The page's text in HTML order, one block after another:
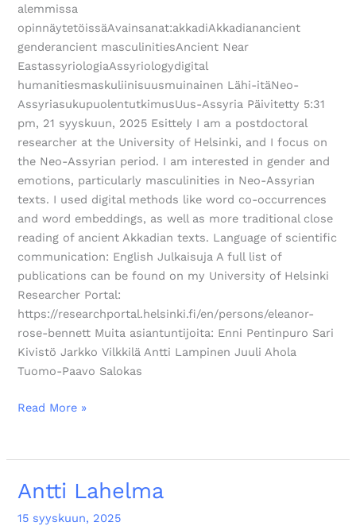
alemmissa
opinnäytetöissäAvainsanat:akkadiAkkadianancient
genderancient masculinitiesAncient Near
EastassyriologiaAssyriologydigital
humanitiesmaskuliinisuusmuinainen Lähi-itäNeo-
AssyriasukupuolentutkimusUus-Assyria Päivitetty 5:31
pm, 21 syyskuun, 2025 Esittely I am a postdoctoral
researcher at the University of Helsinki, and I focus on
the Neo-Assyrian period. I am interested in gender and
emotions, particularly masculinities in Neo-Assyrian
texts. I used digital methods like word co-occurrences
and word embeddings, as well as more traditional close
reading of ancient Akkadian texts. Language of scientific
communication: English Julkaisuja A full list of
publications can be found on my University of Helsinki
Researcher Portal:
https://researchportal.helsinki.fi/en/persons/eleanor-
rose-bennett Muita asiantuntijoita: Enni Pentinpuro Sari
Kivistö Jarkko Vilkkilä Antti Lampinen Juuli Ahola
Tuomo-Paavo Salokas
Read More »
Antti Lahelma
15 syyskuun, 2025
Antti